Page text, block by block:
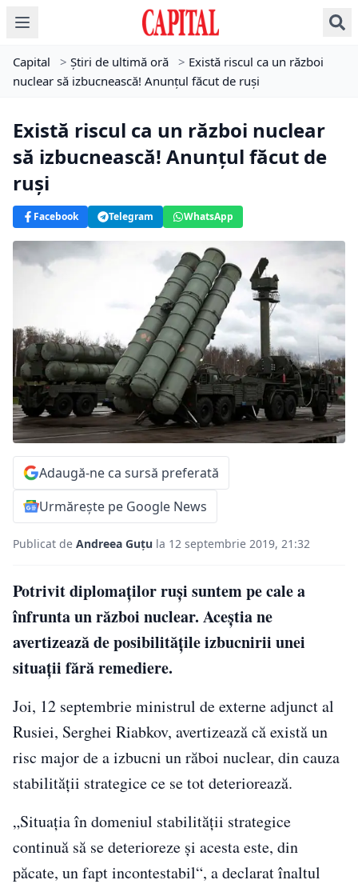
Capital > Știri de ultimă oră > Există riscul ca un război
nuclear să izbucnească! Anunțul făcut de ruși
Există riscul ca un război nuclear
să izbucnească! Anunțul făcut de
ruși
Facebook Telegram WhatsApp
Adaugă-ne ca sursă preferată
Urmărește pe Google News
Publicat de Andreea Guțu la 12 septembrie 2019, 21:32
Potrivit diplomaților ruși suntem pe cale a
înfrunta un război nuclear. Aceștia ne
avertizează de posibilitățile izbucnirii unei
situații fără remediere.
Joi, 12 septembrie ministrul de externe adjunct al
Rusiei, Serghei Riabkov, avertizează că există un
risc major de a izbucni un răboi nuclear, din cauza
stabilității strategice ce se tot deteriorează.
„Situaţia în domeniul stabilităţii strategice
continuă să se deterioreze şi acesta este, din
păcate, un fapt incontestabil“, a declarat înaltul